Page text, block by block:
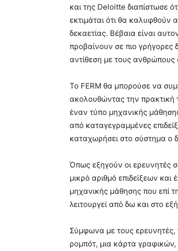
και της Deloitte διαπίστωσε
εκτιμάται ότι θα καλυφθούν
δεκαετίας. Βέβαια είναι
προβαίνουν σε πιο γρήγορες
αντίθεση με τους ανθρώπους
Το FERM θα μπορούσε να
ακολουθώντας την
έναν τύπο μηχανικής
από καταγεγραμμένες
καταχωρήσει στο σύστημα ο
Όπως εξηγούν οι ερευνητές
μικρό αριθμό επιδείξεων
μηχανικής μάθησης που επί
λειτουργεί από δω και στο
Σύμφωνα με τους ερευνητές,
ρομπότ, μια κάρτα γραφικών,